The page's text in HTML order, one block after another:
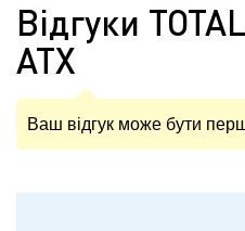
Відгуки
ATX
Ваш відгук може бути